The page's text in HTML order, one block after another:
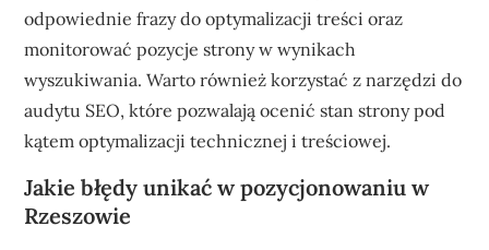
odpowiednie frazy do optymalizacji treści oraz
monitorować pozycje strony w wynikach
wyszukiwania. Warto również korzystać z narzędzi do
audytu SEO, które pozwalają ocenić stan strony pod
kątem optymalizacji technicznej i treściowej.
Jakie błędy unikać w pozycjonowaniu w
Rzeszowie